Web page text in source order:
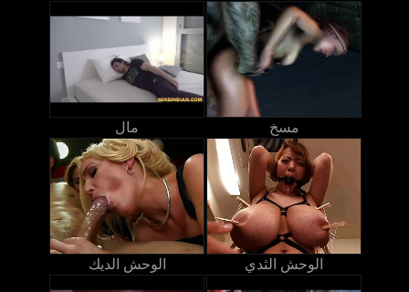
مال مسخ
الوحش الديك الوحش الثدي